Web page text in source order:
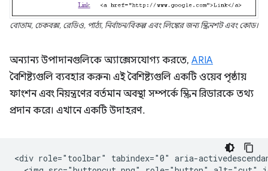
বোতাম, চেকবক্স, রেডিও, পাঠ্য, নির্বাচন/বিকল্প এবং লিঙ্কের জন্য স্ক্রিনশট এবং কোড।
অন্যান্য উপাদানগুলিকে অ্যাক্সেসযোগ্য করতে, ARIA
বৈশিষ্ট্যগুলি ব্যবহার করুন৷ এই বৈশিষ্ট্যগুলি একটি ওয়েব পৃষ্ঠায়
ফাংশন এবং নিয়ন্ত্রণের বর্তমান অবস্থা সম্পর্কে স্ক্রিন রিডারকে তথ্য
প্রদান করে। এখানে একটি উদাহরণ.
<div role="toolbar" tabindex="0" aria-